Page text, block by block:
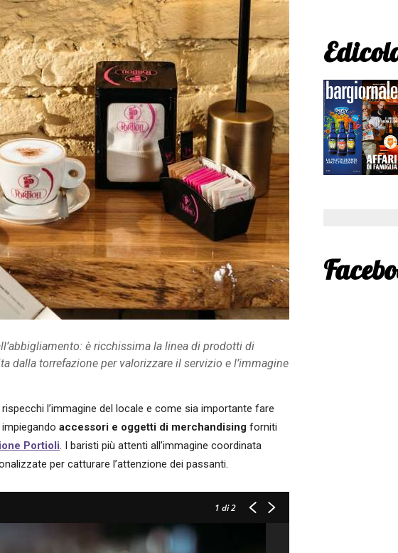
è ricchissima la linea di prodotti di
dalla torrefazione per valorizzare il servizio e l’immagine
l’immagine del locale e come sia importante fare
accessori e oggetti di merchandising forniti
Portioli. I baristi più attenti all’immagine coordinata
per catturare l’attenzione dei passanti.
1 di 2